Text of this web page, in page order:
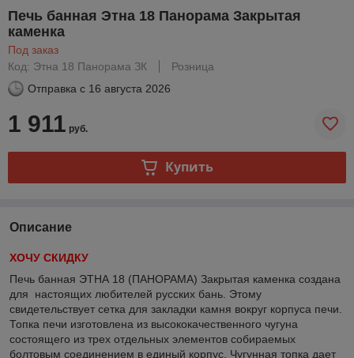
Печь банная Этна 18 Панорама Закрытая
каменка
Под заказ
Код: Этна 18 Панорама ЗК
Розница
Отправка с 16 августа 2026
1 911 руб.
Купить
Описание
ХОЧУ СКИДКУ
Печь банная ЭТНА 18 (ПАНОРАМА) Закрытая каменка создана
для настоящих любителей русских бань. Этому
свидетельствует сетка для закладки камня вокруг корпуса печи.
Топка печи изготовлена из высококачественного чугуна
состоящего из трех отдельных элементов собираемых
болтовым соединением в единый корпус. Чугунная топка дает